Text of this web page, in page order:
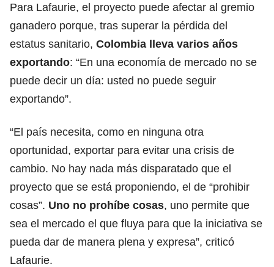
Para Lafaurie, el proyecto puede afectar al gremio
ganadero porque, tras superar la pérdida del
estatus sanitario, Colombia lleva varios años
exportando: “En una economía de mercado no se
puede decir un día: usted no puede seguir
exportando”.
“El país necesita, como en ninguna otra
oportunidad, exportar para evitar una crisis de
cambio. No hay nada más disparatado que el
proyecto que se está proponiendo, el de “prohibir
cosas”. Uno no prohíbe cosas, uno permite que
sea el mercado el que fluya para que la iniciativa se
pueda dar de manera plena y expresa”, criticó
Lafaurie.